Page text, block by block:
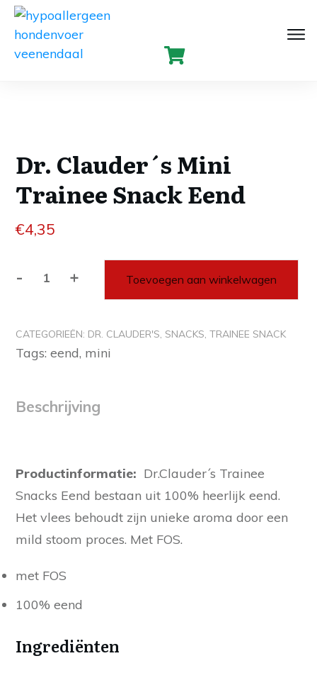
Dr. Clauder´s Mini
Trainee Snack Eend
€4,35
-
Mini
Trainee
Eend
+ Toevoegen aan winkelwagen
CATEGORIEËN: DR. CLAUDER'S, SNACKS, TRAINEE SNACK
Tags: eend, mini
Beschrijving
Productinformatie: Dr.Clauder´s Trainee
Snacks Eend bestaan uit 100% heerlijk eend.
Het vlees behoudt zijn unieke aroma door een
mild stoom proces. Met FOS.
met FOS
100% eend
Ingrediënten